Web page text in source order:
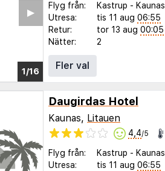
1/12
▶︎
Flyg från: Kastrup - Kaunas
Utresa:
tis 11 aug 06:55
Retur:
tor 13 aug 00:05
Nätter:
2
Fler val
Daugirdas Hotel
Kaunas, Litauen
4,4/5
Flyg från: Kastrup - Kaunas
Utresa:
tis 11 aug 06:55